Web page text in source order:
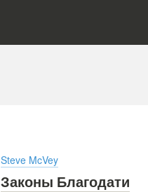
Steve McVey
Законы Благодати